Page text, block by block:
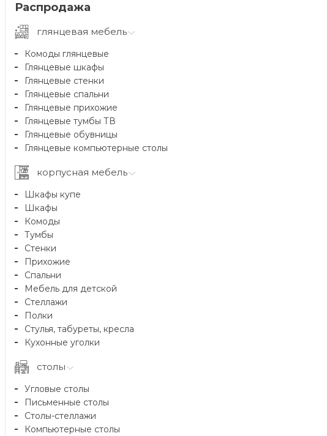
Распродажа
глянцевая мебель
Комоды глянцевые
Глянцевые шкафы
Глянцевые стенки
Глянцевые спальни
Глянцевые прихожие
Глянцевые тумбы ТВ
Глянцевые обувницы
Глянцевые компьютерные столы
корпусная мебель
Шкафы купе
Шкафы
Комоды
Тумбы
Стенки
Прихожие
Спальни
Мебель для детской
Стеллажи
Полки
Стулья, табуреты, кресла
Кухонные уголки
столы
Угловые столы
Письменные столы
Столы-стеллажи
Компьютерные столы